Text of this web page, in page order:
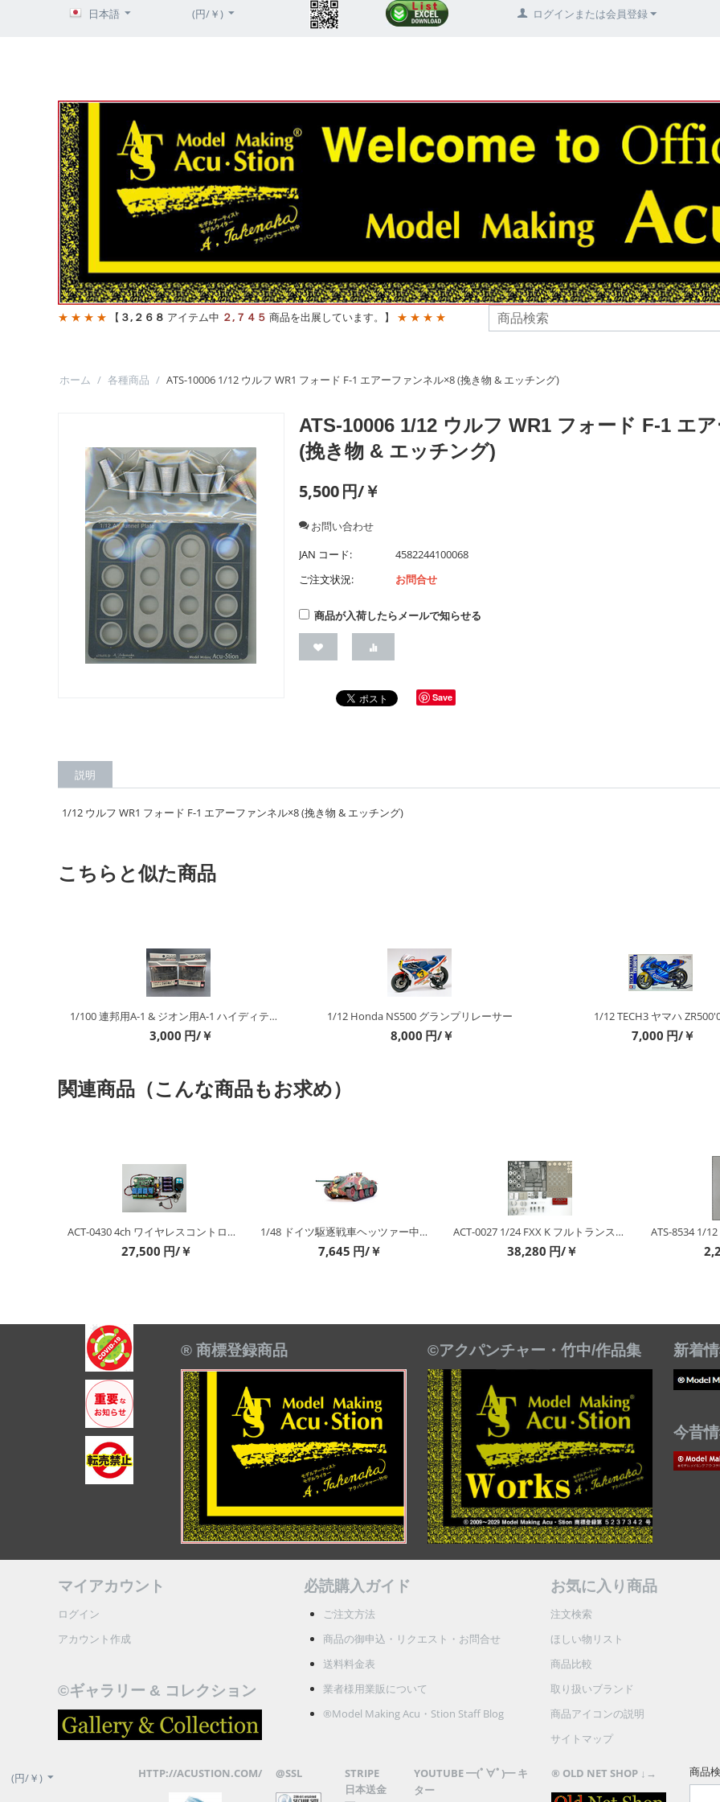
日本語 (円/￥) ログインまたは会員登録
★ ★ ★ ★ 【 ３,２６８ アイテム中 ２,７４５ 商品を出展しています。】 ★ ★ ★ ★
ホーム / 各種商品 / ATS-10006 1/12 ウルフ WR1 フォード F-1 エアーファンネル×8 (挽き物 & エッチング)
ATS-10006 1/12 ウルフ WR1 フォード F-1 エ
(挽き物 & エッチング)
5,500円/￥
お問い合わせ
JAN コード:
4582244100068
ご注文状況:
お問合せ
商品が入荷したらメールで知らせる
Save
説明
1/12 ウルフ WR1 フォード F-1 エアーファンネル×8 (挽き物 & エッチング)
こちらと似た商品
1/12 Honda NS500 グランプリレーサー
8,000 円/￥
1/12 TECH3 ヤマハ ZR500'01
7,000 円/￥
1/12 ウルフ WR1 フォード
20,400 円/￥
関連商品（こんな商品もお求め）
ACT-0430 4ch ワイヤレスコントローラー/制御装置 (WiFi+電波) (キット&完成品）
27,500 円/￥
1/48 ドイツ駆逐戦車ヘッツァー中期生産型 セット
7,645 円/￥
ACT-0027 1/24 FXX K フルトランスセット
38,280 円/￥
ATS-8534 1/
® 商標登録商品 ©アクパンチャー・竹中/作品集 新着
今昔
マイアカウント
ログイン
アカウント作成
©ギャラリー & コレクション
必読購入ガイド
ご注文方法
商品の御申込・リクエスト・お問合せ
送料料金表
業者様用業販について
®Model Making Acu・Stion Staff Blog
お気に入り商品
注文検索
ほしい物リスト
商品比較
取り扱いブランド
商品アイコンの説明
サイトマップ
(円/￥) HTTP://ACUSTION.COM/ @SSL
STRIPE
日本送金
YOUTUBE ━(ﾟ∀ﾟ)━ キ
ター
® OLD NET SHOP ↓→ 商品